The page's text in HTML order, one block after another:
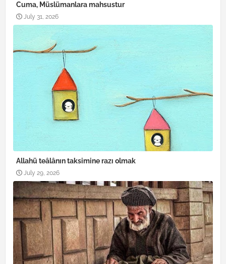
Cuma, Müslümanlara mahsustur
July 31, 2026
Allahü teâlânın taksimine razı olmak
July 29, 2026